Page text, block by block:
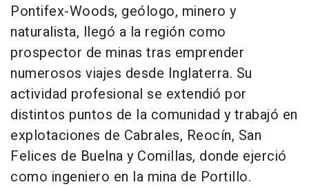
Pontifex-Woods, geólogo, minero y
naturalista, llegó a la región como
prospector de minas tras emprender
numerosos viajes desde Inglaterra. Su
actividad profesional se extendió por
distintos puntos de la comunidad y trabajó en
explotaciones de Cabrales, Reocín, San
Felices de Buelna y Comillas, donde ejerció
como ingeniero en la mina de Portillo.